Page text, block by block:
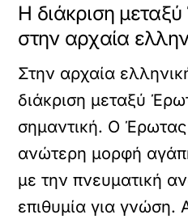
Η διάκριση
στην αρχαία
Στην αρχαία
διάκριση μεταξύ
σημαντική. Ο
ανώτερη μορφή
με την πνευματική
επιθυμία για γνώση.